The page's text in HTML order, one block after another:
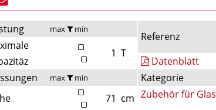
max min
1 T
max min
71 cm
Referenz
Datenblatt
Kategorie
Zubehör für Glas